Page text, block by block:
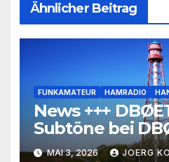
Ähnlicher Beitrag
FUNKAMATEUR HAMRADIO
News +++
Subtöne bei
01.05.2026
MAI 3, 2026 JOERG